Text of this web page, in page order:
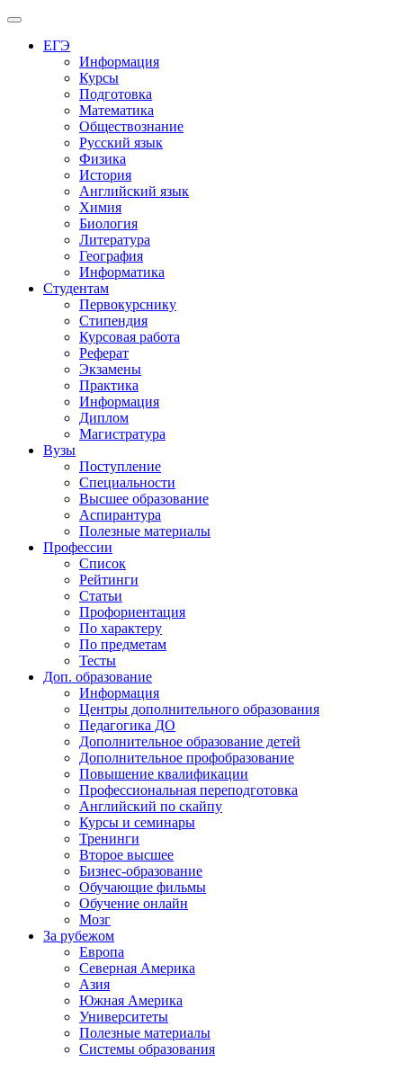
Меню
ЕГЭ
Информация
Курсы
Подготовка
Математика
Обществознание
Русский язык
Физика
История
Английский язык
Химия
Биология
Литература
География
Информатика
Студентам
Первокурснику
Стипендия
Курсовая работа
Реферат
Экзамены
Практика
Информация
Диплом
Магистратура
Вузы
Поступление
Специальности
Высшее образование
Аспирантура
Полезные материалы
Профессии
Список
Рейтинги
Статьи
Профориентация
По характеру
По предметам
Тесты
Доп. образование
Информация
Центры дополнительного образования
Педагогика ДО
Дополнительное образование детей
Дополнительное профобразование
Повышение квалификации
Профессиональная переподготовка
Английский по скайпу
Курсы и семинары
Тренинги
Второе высшее
Бизнес-образование
Обучающие фильмы
Обучение онлайн
Мозг
За рубежом
Европа
Северная Америка
Азия
Южная Америка
Университеты
Полезные материалы
Системы образования